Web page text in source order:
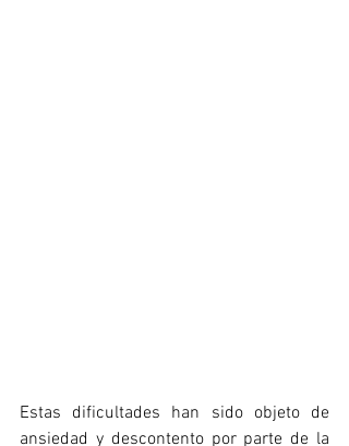
Estas dificultades han sido objeto de
ansiedad y descontento por parte de la